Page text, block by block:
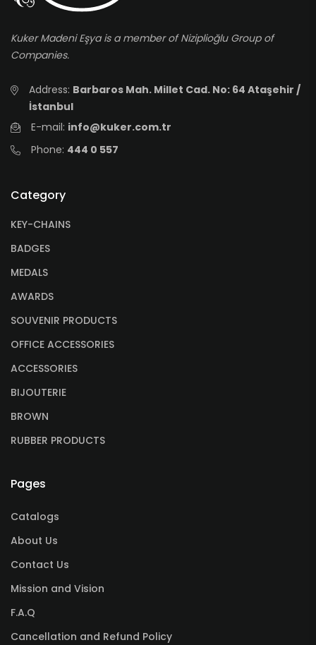
Kuker Madeni Eşya is a member of Niziplioğlu Group of
Companies.
Address: Barbaros Mah. Millet Cad. No: 64 Ataşehir /
İstanbul
E-mail: info@kuker.com.tr
Phone: 444 0 557
Category
KEY-CHAINS
BADGES
MEDALS
AWARDS
SOUVENIR PRODUCTS
OFFICE ACCESSORIES
ACCESSORIES
BIJOUTERIE
BROWN
RUBBER PRODUCTS
Pages
Catalogs
About Us
Contact Us
Mission and Vision
F.A.Q
Cancellation and Refund Policy